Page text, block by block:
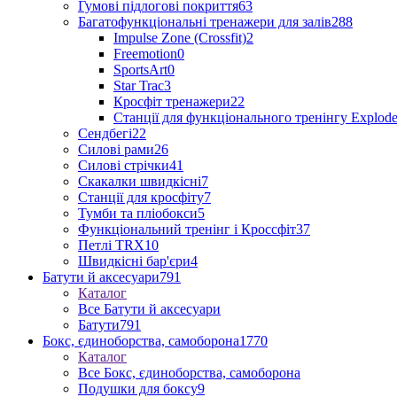
Гумові підлогові покриття63
Багатофункціональні тренажери для залів288
Impulse Zone (Crossfit)2
Freemotion0
SportsArt0
Star Trac3
Кросфіт тренажери22
Станції для функціонального тренінгу Explode
Сендбегі22
Силові рами26
Силові стрічки41
Скакалки швидкісні7
Станції для кросфіту7
Тумби та пліобокси5
Функціональний тренінг і Кроссфіт37
Петлі TRX10
Швидкісні бар'єри4
Батути й аксесуари791
Каталог
Все Батути й аксесуари
Батути791
Бокс, єдиноборства, самоборона1770
Каталог
Все Бокс, єдиноборства, самоборона
Подушки для боксу9